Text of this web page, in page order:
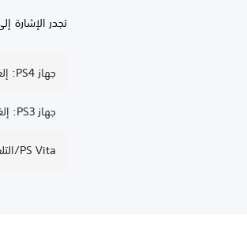
تجدر الإشارة
جهاز PS4: إلغاء تفعيل الجهاز الرئيسي
جهاز PS3: إلغاء تفعيل الجهاز
PS Vita/التلفزيون: إلغاء تفعيل الجهاز